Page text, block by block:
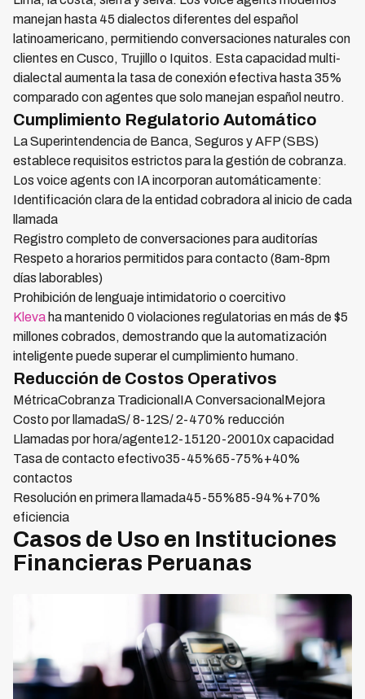
manejan hasta 45 dialectos diferentes del español
latinoamericano, permitiendo conversaciones naturales con
clientes en Cusco, Trujillo o Iquitos. Esta capacidad multi-
dialectal aumenta la tasa de conexión efectiva hasta 35%
comparado con agentes que solo manejan español neutro.
Cumplimiento Regulatorio Automático
La Superintendencia de Banca, Seguros y AFP (SBS)
establece requisitos estrictos para la gestión de cobranza.
Los voice agents con IA incorporan automáticamente:
Identificación clara de la entidad cobradora al inicio de cada
llamada
Registro completo de conversaciones para auditorías
Respeto a horarios permitidos para contacto (8am-8pm
días laborables)
Prohibición de lenguaje intimidatorio o coercitivo
Kleva ha mantenido 0 violaciones regulatorias en más de $5
millones cobrados, demostrando que la automatización
inteligente puede superar el cumplimiento humano.
Reducción de Costos Operativos
MétricaCobranza TradicionalIA ConversacionalMejora
Costo por llamadaS/ 8-12S/ 2-470% reducción
Llamadas por hora/agente12-15120-20010x capacidad
Tasa de contacto efectivo35-45%65-75%+40%
contactos
Resolución en primera llamada45-55%85-94%+70%
eficiencia
Casos de Uso en Instituciones
Financieras Peruanas